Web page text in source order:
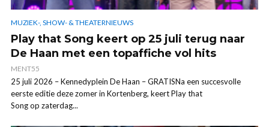
MUZIEK-, SHOW- & THEATERNIEUWS
Play that Song keert op 25 juli terug naar
De Haan met een topaffiche vol hits
MENT55
25 juli 2026 – Kennedyplein De Haan – GRATISNa een succesvolle
eerste editie deze zomer in Kortenberg, keert Play that
Song op zaterdag...